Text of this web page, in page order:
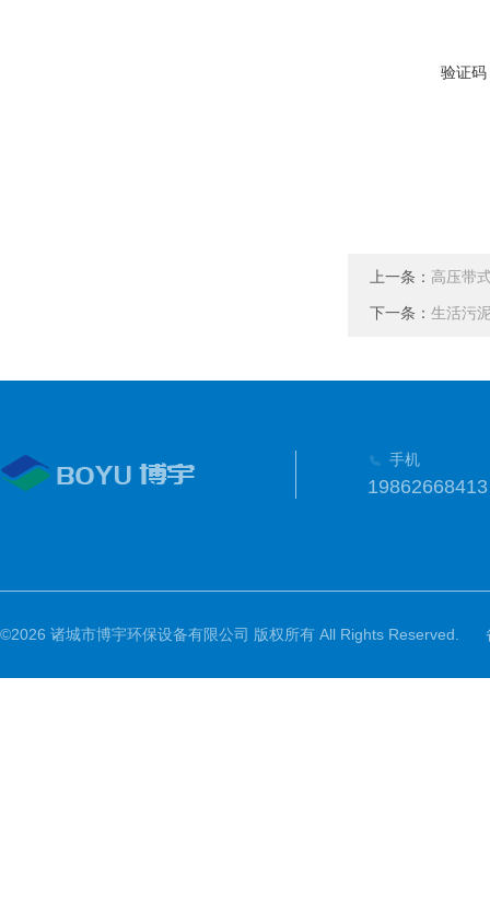
验证码
上一条： 高压带
下一条： 生活污
手机
19862668413
©2026 诸城市博宇环保设备有限公司 版权所有 All Rights Reserved.